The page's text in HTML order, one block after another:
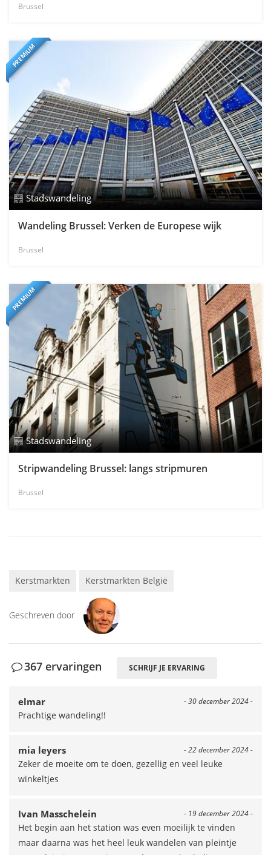
Brussel
PREMIUM
Stadswandeling
Wandeling Brussel: Verken de Europese wijk
Brussel
PREMIUM
Stadswandeling
Stripwandeling Brussel: langs stripmuren
Brussel
Kerstmarkten Kerstmarkten België
Geschreven door
367 ervaringen SCHRIJF JE ERVARING
- 30 december 2024 -
elmar
Prachtige wandeling!!
- 22 december 2024 -
mia leyers
Zeker de moeite om te doen, gezellig en veel leuke
winkeltjes
- 19 december 2024 -
Ivan Masschelein
Het begin aan het station was even moeilijk te vinden
maar daarna was het heel leuk wandelen van pleintje